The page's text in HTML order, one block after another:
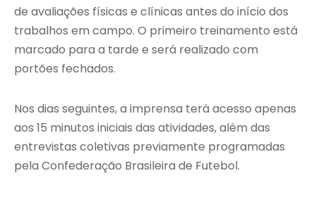
de avaliações físicas e clínicas antes do início dos
trabalhos em campo. O primeiro treinamento está
marcado para a tarde e será realizado com
portões fechados.
Nos dias seguintes, a imprensa terá acesso apenas
aos 15 minutos iniciais das atividades, além das
entrevistas coletivas previamente programadas
pela Confederação Brasileira de Futebol.